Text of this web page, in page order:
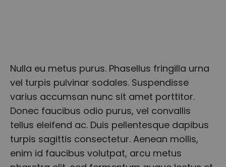
Nulla eu metus purus. Phasellus fringilla urna
vel turpis pulvinar sodales. Suspendisse
varius accumsan nunc sit amet porttitor.
Donec faucibus odio purus, vel convallis
tellus eleifend ac. Duis pellentesque dapibus
turpis sagittis consectetur. Aenean mollis,
enim id faucibus volutpat, arcu metus